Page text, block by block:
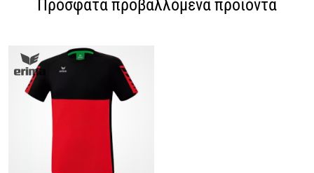
Πρόσφατα προβαλλόμενα προϊόντα